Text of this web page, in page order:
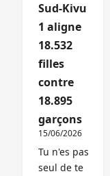
Sud-Kivu
1 aligne
18.532
filles
contre
18.895
garçons
15/06/2026
Tu n'es pas
seul de te